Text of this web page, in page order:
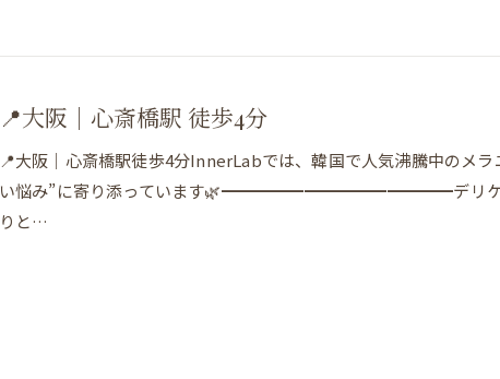
📍大阪｜心斎橋駅 徒歩4分
📍大阪｜心斎橋駅徒歩4分InnerLabでは、韓国で人気沸騰中のメ
い悩み”に寄り添っています🌿━━━━━━━━━━━━━━デリケー
りと…